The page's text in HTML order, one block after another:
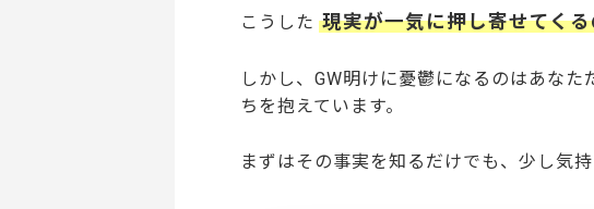
こうした 現実が一気に押し寄せてく
しかし、GW明けに憂鬱になるのはあな
ちを抱えています。
まずはその事実を知るだけでも、少し気